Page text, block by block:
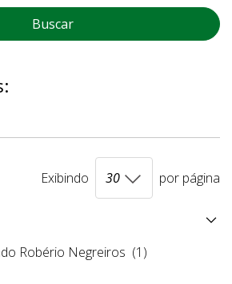
Buscar
Exibindo por página
Robério Negreiros (1)